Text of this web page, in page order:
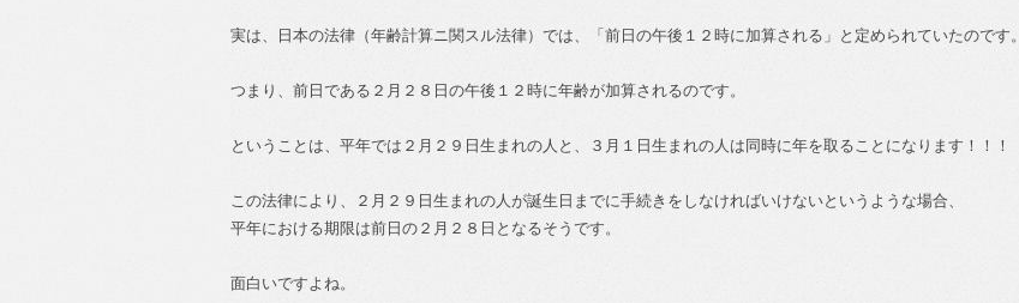
実は、日本の法律（年齢計算ニ関スル法律）では、「前日の午後１２時に加算される」と定められていたのです。
つまり、前日である２月２８日の午後１２時に年齢が加算されるのです。
ということは、平年では２月２９日生まれの人と、３月１日生まれの人は同時に年を取ることになります！！！
この法律により、２月２９日生まれの人が誕生日までに手続きをしなければいけないというような場合、
平年における期限は前日の２月２８日となるそうです。
面白いですよね。